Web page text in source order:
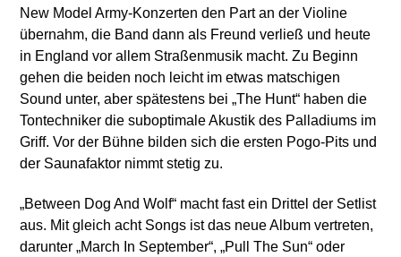
New Model Army-Konzerten den Part an der Violine
übernahm, die Band dann als Freund verließ und heute
in England vor allem Straßenmusik macht. Zu Beginn
gehen die beiden noch leicht im etwas matschigen
Sound unter, aber spätestens bei „The Hunt“ haben die
Tontechniker die suboptimale Akustik des Palladiums im
Griff. Vor der Bühne bilden sich die ersten Pogo-Pits und
der Saunafaktor nimmt stetig zu.
„Between Dog And Wolf“ macht fast ein Drittel der Setlist
aus. Mit gleich acht Songs ist das neue Album vertreten,
darunter „March In September“, „Pull The Sun“ oder